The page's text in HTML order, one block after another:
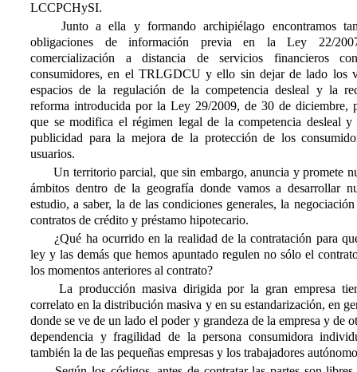
LCCPCHySI.
Junto a ella y formando archipiélago encontramos
obligaciones de información previa en la Ley 22/
comercialización a distancia de servicios financieros
consumidores, en el TRLGDCU y ello sin dejar de lado los
espacios de la regulación de la competencia desleal y la
reforma introducida por la Ley 29/2009, de 30 de diciembre,
que se modifica el régimen legal de la competencia desleal y
publicidad para la mejora de la protección de los
usuarios.
Un territorio parcial, que sin embargo, anuncia y promete
ámbitos dentro de la geografía donde vamos a desarrollar
estudio, a saber, la de las condiciones generales, la
contratos de crédito y préstamo hipotecario.
¿Qué ha ocurrido en la realidad de la contratación para
ley y las demás que hemos apuntado regulen no sólo el
los momentos anteriores al contrato?
La producción masiva dirigida por la gran empresa
correlato en la distribución masiva y en su estandarización, en
donde se ve de un lado el poder y grandeza de la empresa y de
dependencia y fragilidad de la persona consumidora
también la de las pequeñas empresas y los trabajadores